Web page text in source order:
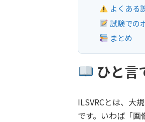
よくある
試験での
まとめ
ひと言
ILSVRCとは、大
です。いわば「